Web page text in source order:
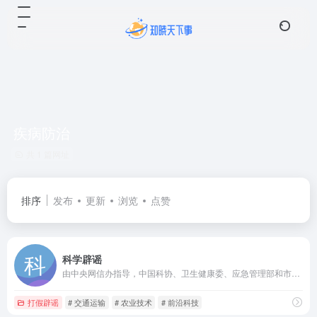
排序 发布 更新 浏览 点赞
科学辟谣
打假辟谣 # 交通运输 # 农业技术 # 前沿科技